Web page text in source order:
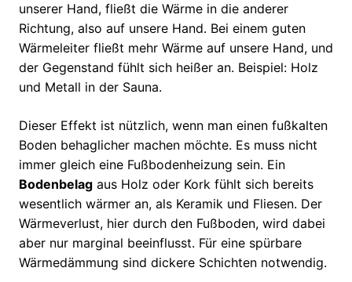
unserer Hand, fließt die Wärme in die anderer
Richtung, also auf unsere Hand. Bei einem guten
Wärmeleiter fließt mehr Wärme auf unsere Hand, und
der Gegenstand fühlt sich heißer an. Beispiel: Holz
und Metall in der Sauna.
Dieser Effekt ist nützlich, wenn man einen fußkalten
Boden behaglicher machen möchte. Es muss nicht
immer gleich eine Fußbodenheizung sein. Ein
Bodenbelag aus Holz oder Kork fühlt sich bereits
wesentlich wärmer an, als Keramik und Fliesen. Der
Wärmeverlust, hier durch den Fußboden, wird dabei
aber nur marginal beeinflusst. Für eine spürbare
Wärmedämmung sind dickere Schichten notwendig.